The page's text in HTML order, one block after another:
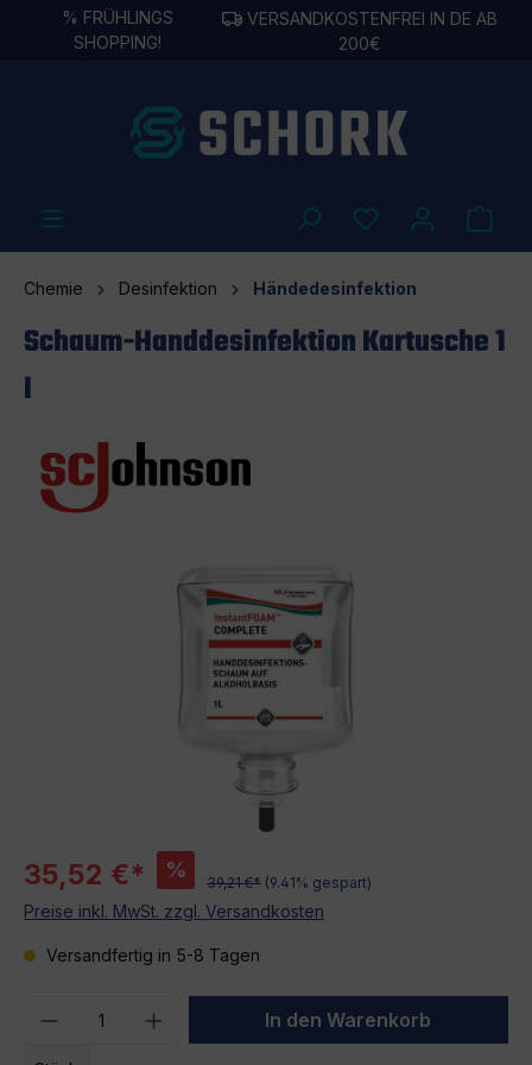
springen
% FRÜHLINGS
SHOPPING!
VERSANDKOSTENFREI IN DE AB
200€
Chemie Desinfektion Händedesinfektion
Schaum-Handdesinfektion Kartusche 1
l
35,52 €* %
39,21 €* (9.41% gespart)
Preise inkl. MwSt. zzgl. Versandkosten
Versandfertig in 5-8 Tagen
Produkt Anzahl: Gib denIn den Warenkorb